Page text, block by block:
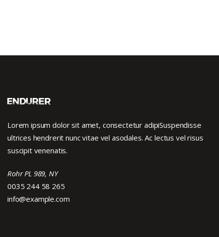
Lorem ipsum dolor sit amet, consectetur adipiSuspendisse
ultrices hendrerit nunc vitae vel asodales. Ac lectus vel risus
suscipit venenatis.
Rohr PL 989, NY
0035 244 58 265
info@example.com